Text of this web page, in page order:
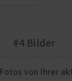
#4 Bilder
von Ihrer